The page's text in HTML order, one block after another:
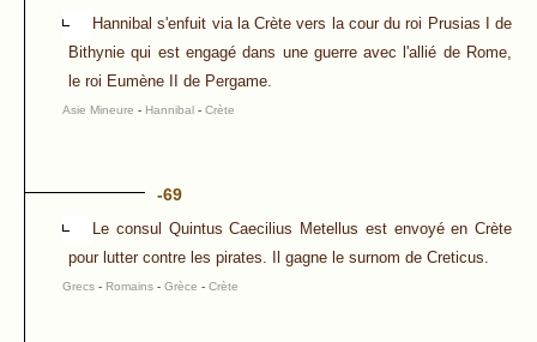
Hannibal s'enfuit via la Crète vers la cour du roi Prusias I de
Bithynie qui est engagé dans une guerre avec l'allié de Rome,
le roi Eumène II de Pergame.
Asie Mineure - Hannibal - Crète
-69
Le consul Quintus Caecilius Metellus est envoyé en Crète
pour lutter contre les pirates. Il gagne le surnom de Creticus.
Grecs - Romains - Grèce - Crète